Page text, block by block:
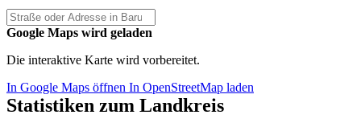
Google Maps wird geladen
Die interaktive Karte wird vorbereitet.
In Google Maps öffnen In OpenStreetMap laden
Statistiken zum Landkreis